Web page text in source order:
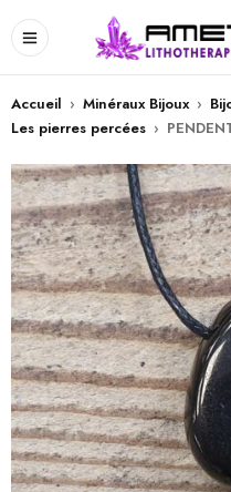
Accueil › Minéraux Bijoux ›
Les pierres percées ›